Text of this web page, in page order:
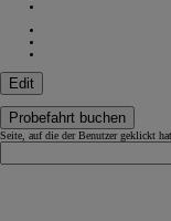
Edit
Probefahrt buchen
Seite, auf die der Benutzer geklickt hat